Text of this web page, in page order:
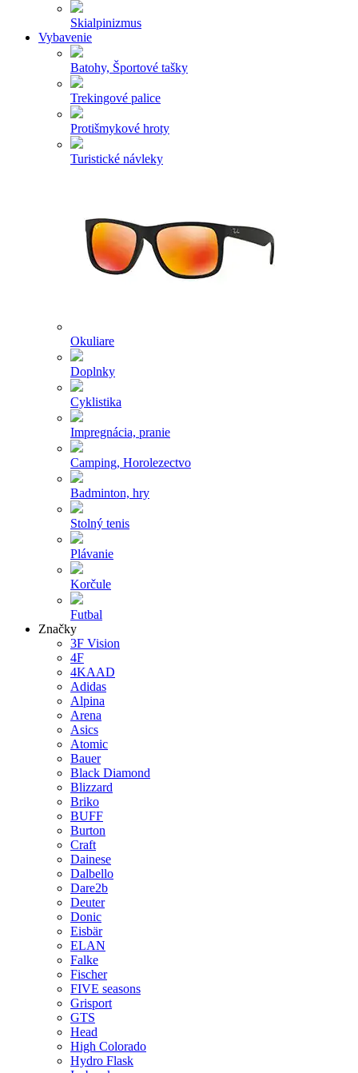
Skialpinizmus
Vybavenie
Batohy, Športové tašky
Trekingové palice
Protišmykové hroty
Turistické návleky
Okuliare
Doplnky
Cyklistika
Impregnácia, pranie
Camping, Horolezectvo
Badminton, hry
Stolný tenis
Plávanie
Korčule
Futbal
Značky
3F Vision
4F
4KAAD
Adidas
Alpina
Arena
Asics
Atomic
Bauer
Black Diamond
Blizzard
Briko
BUFF
Burton
Craft
Dainese
Dalbello
Dare2b
Deuter
Donic
Eisbär
ELAN
Falke
Fischer
FIVE seasons
Grisport
GTS
Head
High Colorado
Hydro Flask